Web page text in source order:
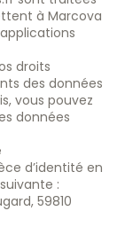
à Marcova
droits
des données
vous pouvez
données
d’identité en
:
59810